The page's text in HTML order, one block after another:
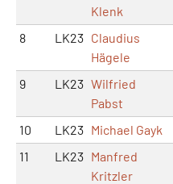
Klenk
8 LK23 Claudius
Hägele
9 LK23 Wilfried
Pabst
10 LK23 Michael Gayk
11
LK23 Manfred
Kritzler